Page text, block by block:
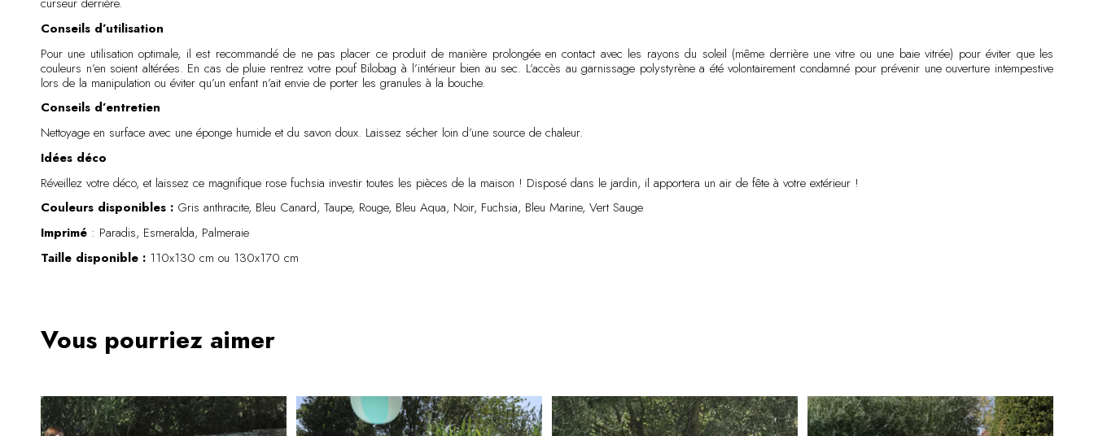
Conseils d’utilisation
Pour une utilisation optimale, il est recommandé de ne pas placer ce produit de manière prolongée en contact avec les rayons du soleil (même derrière une vitre ou une baie vitrée) pour éviter que les
couleurs n’en soient altérées. En cas de pluie rentrez votre pouf Bilobag à l’intérieur bien au sec. L’accès au garnissage polystyrène a été volontairement condamné pour prévenir une ouverture intempestive
lors de la manipulation ou éviter qu’un enfant n’ait envie de porter les granules à la bouche.
Conseils d’entretien
Nettoyage en surface avec une éponge humide et du savon doux. Laissez sécher loin d’une source de chaleur.
Idées déco
Réveillez votre déco, et laissez ce magnifique rose fuchsia investir toutes les pièces de la maison ! Disposé dans le jardin, il apportera un air de fête à votre extérieur !
Couleurs disponibles : Gris anthracite, Bleu Canard, Taupe, Rouge, Bleu Aqua, Noir, Fuchsia, Bleu Marine, Vert Sauge
Imprimé : Paradis, Esmeralda, Palmeraie
Taille disponible : 110x130 cm ou 130x170 cm
Vous pourriez aimer